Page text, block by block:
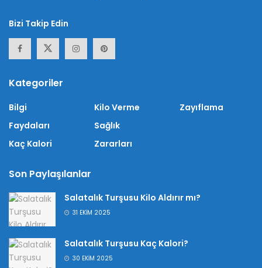
Bizi Takip Edin
Kategoriler
Bilgi
Faydaları
Kaç Kalori
Kilo Verme
Sağlık
Zararları
Zayıflama
Son Paylaşılanlar
Salatalık Turşusu Kilo Aldırır mı?
31 EKIM 2025
Salatalık Turşusu Kaç Kalori?
30 EKIM 2025